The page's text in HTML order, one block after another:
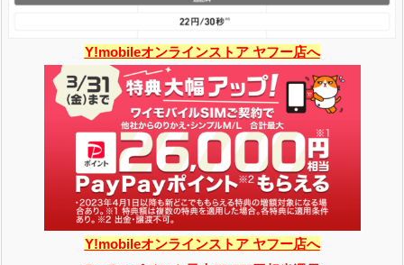
Y!mobileオンラインストア ヤフー店へ
Y!mobileオンラインストア ヤフー店へ